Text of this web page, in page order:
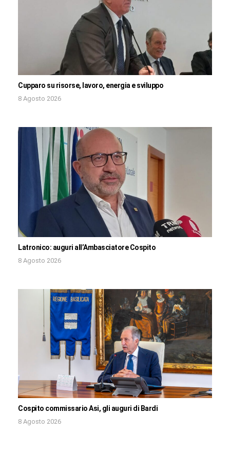
Cupparo su risorse, lavoro, energia e sviluppo
8 Agosto 2026
Latronico: auguri all’Ambasciatore Cospito
8 Agosto 2026
Cospito commissario Asi, gli auguri di Bardi
8 Agosto 2026